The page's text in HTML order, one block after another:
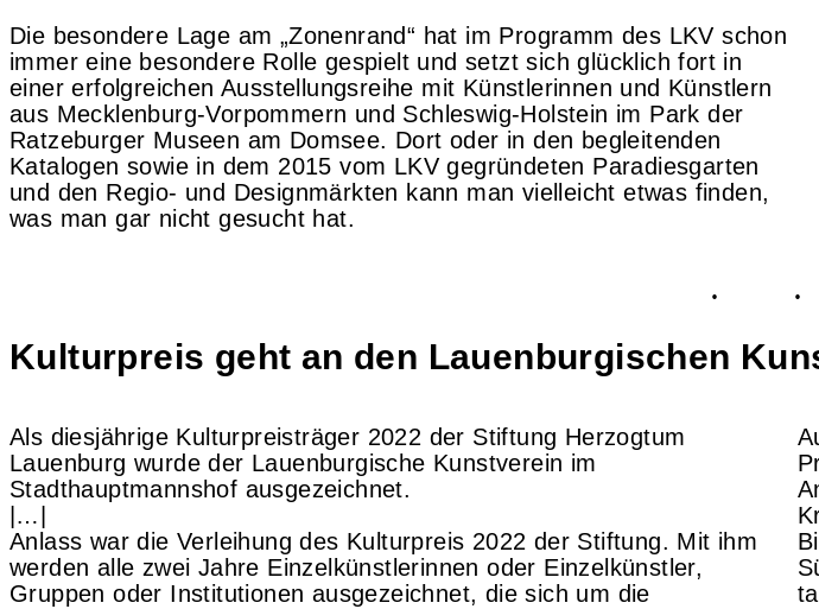
Die besondere Lage am „Zonenrand“ hat im Programm des LKV schon
immer eine besondere Rolle gespielt und setzt sich glücklich fort in
einer erfolgreichen Ausstellungsreihe mit Künstlerinnen und Künstlern
aus Mecklenburg-Vorpommern und Schleswig-Holstein im Park der
Ratzeburger Museen am Domsee. Dort oder in den begleitenden
Katalogen sowie in dem 2015 vom LKV gegründeten Paradiesgarten
und den Regio- und Designmärkten kann man vielleicht etwas finden,
was man gar nicht gesucht hat.
Kulturpreis geht an den Lauenburgischen
Als diesjährige Kulturpreisträger 2022 der Stiftung Herzogtum
Lauenburg wurde der Lauenburgische Kunstverein im
Stadthauptmannshof ausgezeichnet.
|…|
Anlass war die Verleihung des Kulturpreis 2022 der Stiftung. Mit ihm
werden alle zwei Jahre Einzelkünstlerinnen oder Einzelkünstler,
Gruppen oder Institutionen ausgezeichnet, die sich um die